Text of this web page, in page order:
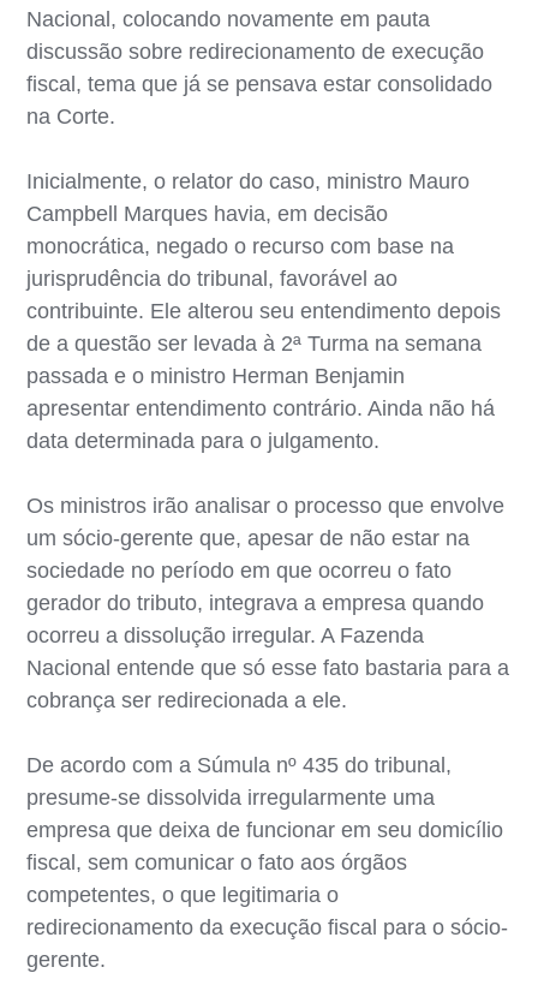
Nacional, colocando novamente em pauta
discussão sobre redirecionamento de execução
fiscal, tema que já se pensava estar consolidado
na Corte.
Inicialmente, o relator do caso, ministro Mauro
Campbell Marques havia, em decisão
monocrática, negado o recurso com base na
jurisprudência do tribunal, favorável ao
contribuinte. Ele alterou seu entendimento depois
de a questão ser levada à 2ª Turma na semana
passada e o ministro Herman Benjamin
apresentar entendimento contrário. Ainda não há
data determinada para o julgamento.
Os ministros irão analisar o processo que envolve
um sócio-gerente que, apesar de não estar na
sociedade no período em que ocorreu o fato
gerador do tributo, integrava a empresa quando
ocorreu a dissolução irregular. A Fazenda
Nacional entende que só esse fato bastaria para a
cobrança ser redirecionada a ele.
De acordo com a Súmula nº 435 do tribunal,
presume-se dissolvida irregularmente uma
empresa que deixa de funcionar em seu domicílio
fiscal, sem comunicar o fato aos órgãos
competentes, o que legitimaria o
redirecionamento da execução fiscal para o sócio-
gerente.